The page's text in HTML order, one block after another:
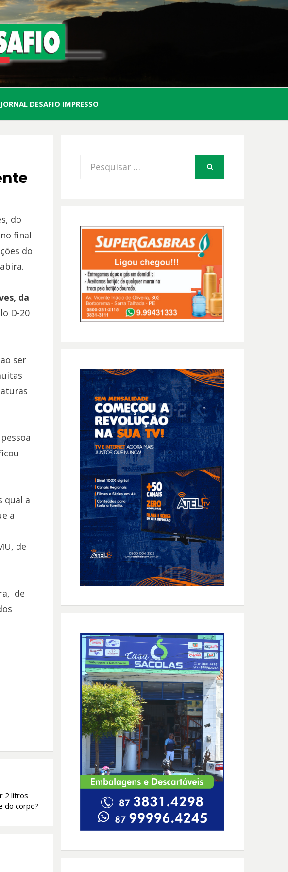
Lugar
DESAFIO IMPRESSO
do
final
do
da
D-20
ser
qual a
a
de
de
2 litros
do corpo?
Procurar